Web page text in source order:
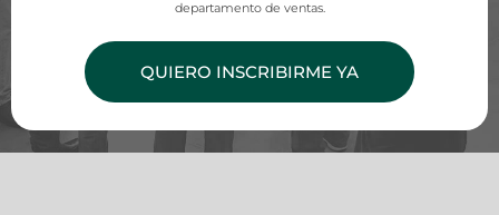
departamento de ventas.
QUIERO INSCRIBIRME YA